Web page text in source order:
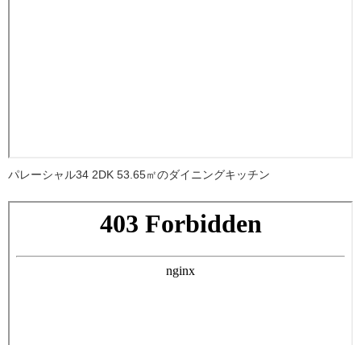
パレーシャル34 2DK 53.65㎡のダイニングキッチン